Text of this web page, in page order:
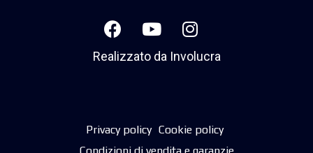
Realizzato da Involucra
Privacy policy Cookie policy